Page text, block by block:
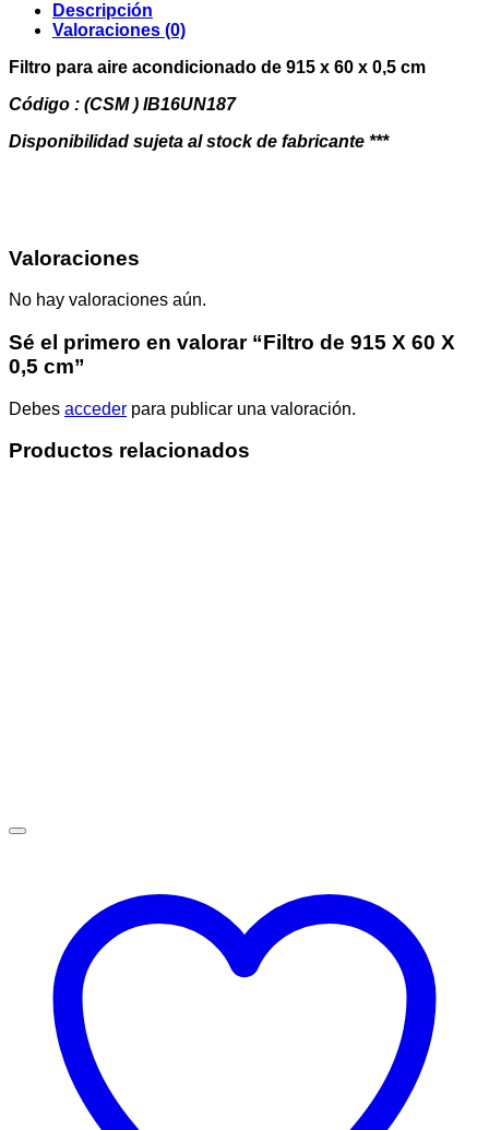
X
0,5
cm
cantidad
Descripción
Valoraciones (0)
Filtro para aire acondicionado de 915 x 60 x 0,5 cm
Código : (CSM ) IB16UN187
Disponibilidad sujeta al stock de fabricante ***
Valoraciones
No hay valoraciones aún.
Sé el primero en valorar “Filtro de 915 X 60 X
0,5 cm”
Debes acceder para publicar una valoración.
Productos relacionados